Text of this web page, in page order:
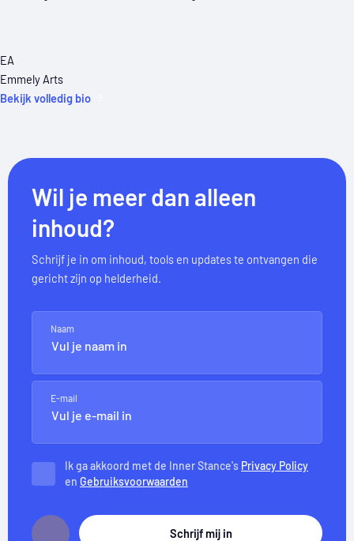
EA
Emmely Arts
Bekijk volledig bio
Wil je meer dan alleen
inhoud?
Schrijf je in om inhoud, tools en updates te ontvangen die
gericht zijn op helderheid.
Naam
E-mail
Ik ga akkoord met de Inner Stance's Privacy Policy
en Gebruiksvoorwaarden
Schrijf mij in